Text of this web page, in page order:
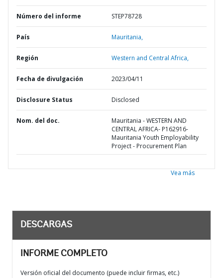
Número del informe STEP78728
País Mauritania,
Región Western and Central Africa,
Fecha de divulgación 2023/04/11
Disclosure Status Disclosed
Nom. del doc.
Mauritania - WESTERN AND
CENTRAL AFRICA- P162916-
Mauritania Youth Employability
Project - Procurement Plan
Vea más
DESCARGAS
INFORME COMPLETO
Versión oficial del documento (puede incluir firmas, etc.)